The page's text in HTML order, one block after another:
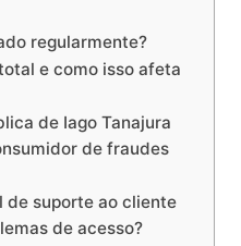
regularmente?
e como isso afeta
de Iago Tanajura
de fraudes
de suporte ao cliente
de acesso?